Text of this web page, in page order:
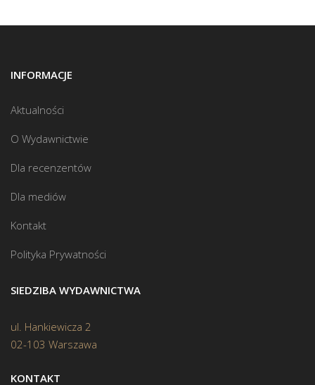
INFORMACJE
Aktualności
O Wydawnictwie
Dla recenzentów
Dla mediów
Kontakt
Polityka Prywatności
SIEDZIBA WYDAWNICTWA
ul. Hankiewicza 2
02-103 Warszawa
KONTAKT